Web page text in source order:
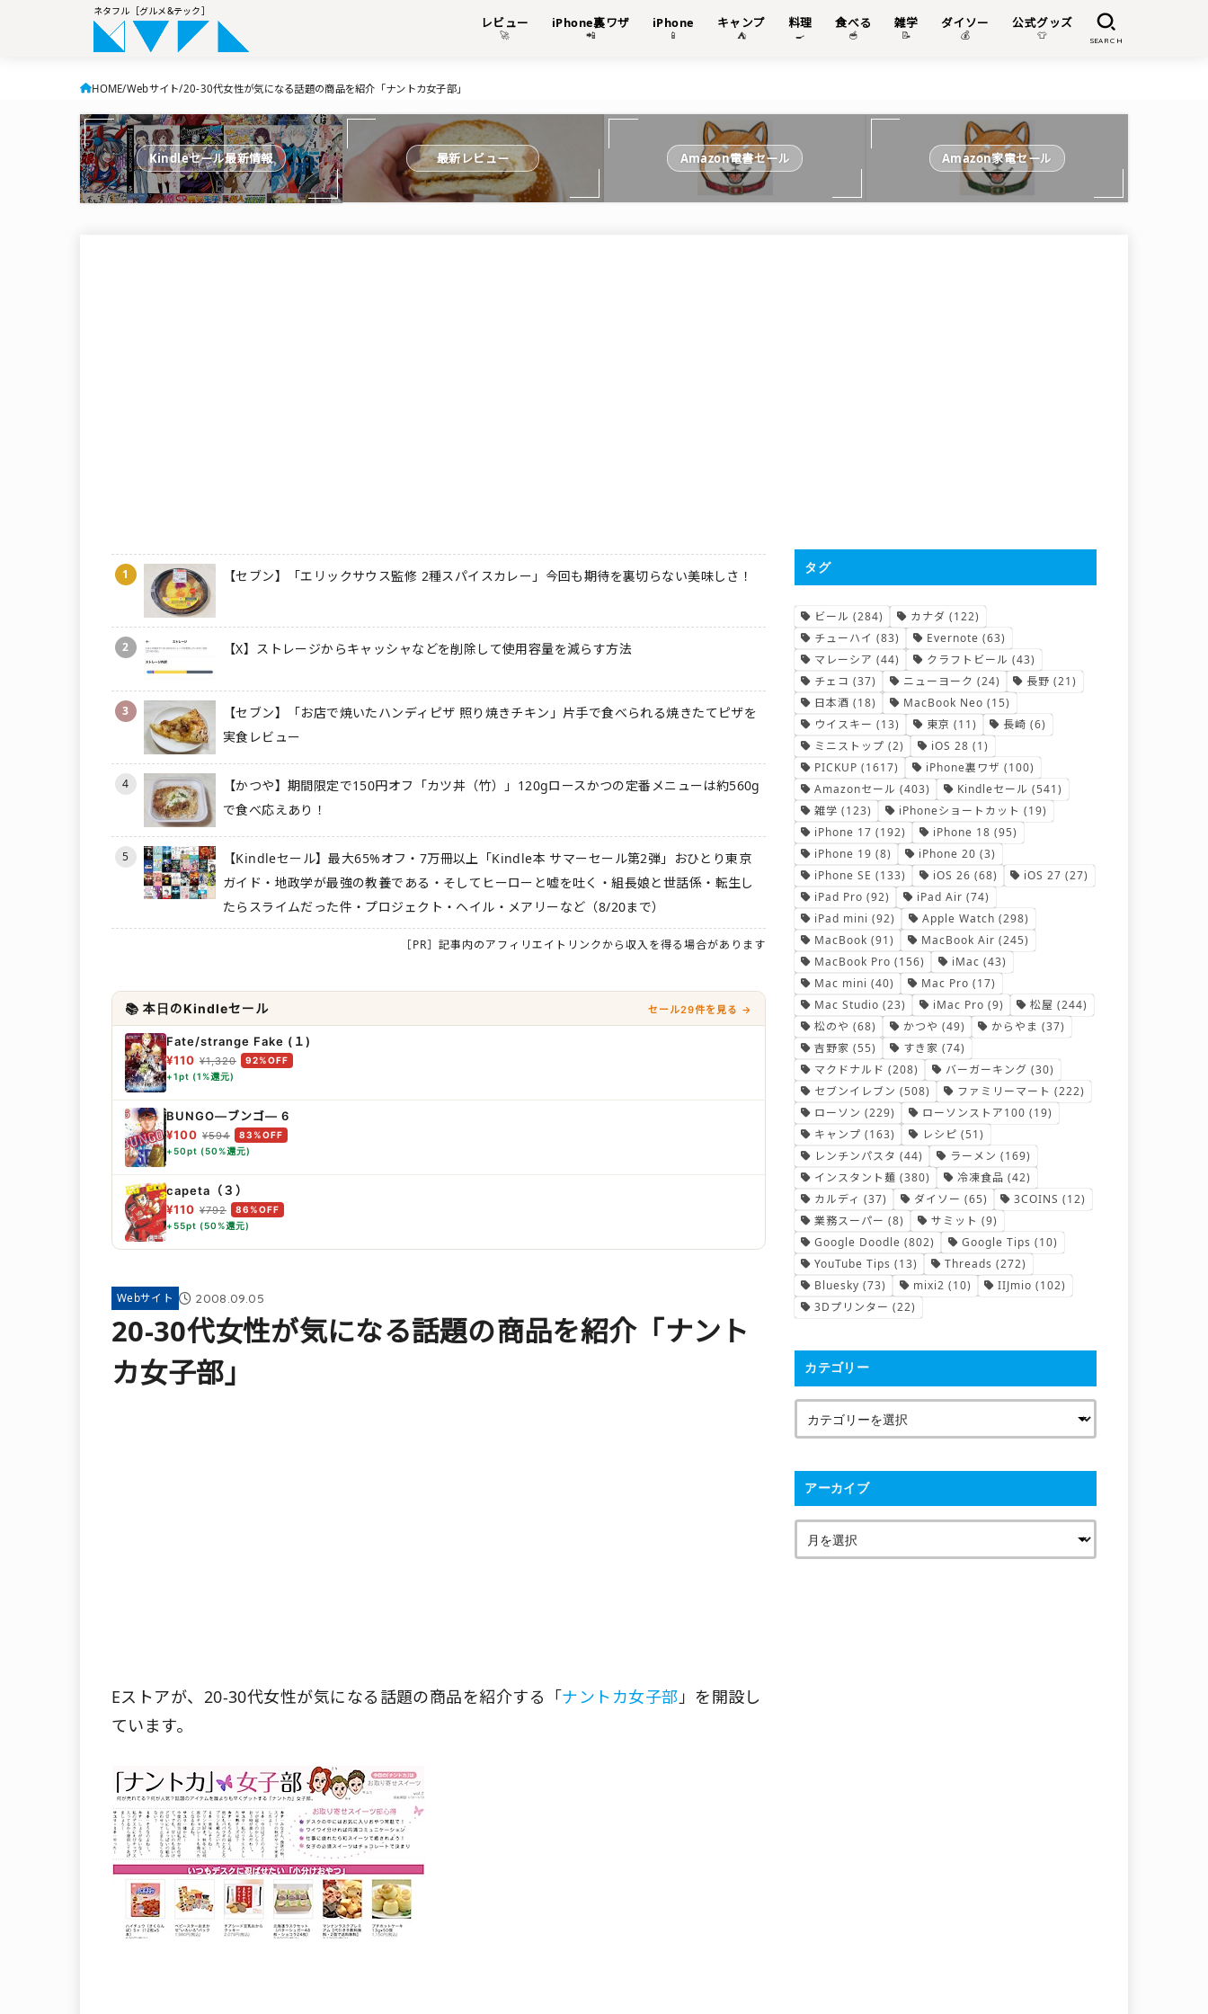
ネタフル［グルメ&テック］
レビュー
🚀
iPhone裏ワザ
📲
iPhone
📱
キャンプ
⛺
料理
🍳
食べる
🥣
雑学
📝
ダイソー
💰
公式グッズ
👕 SEARCH
HOME Webサイト 20-30代女性が気になる話題の商品を紹介「ナントカ女子部」
Kindleセール最新情報 最新レビュー Amazon電書セール Amazon家電セール
1 【セブン】「エリックサウス監修 2種スパイスカレー」今回も期待を裏切らない美味しさ！
2 【X】ストレージからキャッシャなどを削除して使用容量を減らす方法
3
【セブン】「お店で焼いたハンディピザ 照り焼きチキン」片手で食べられる焼きたてピザを
実食レビュー
4
【かつや】期間限定で150円オフ「カツ丼（竹）」120gロースかつの定番メニューは約560g
で食べ応えあり！
5
【Kindleセール】最大65%オフ・7万冊以上「Kindle本 サマーセール第2弾」おひとり東京
ガイド・地政学が最強の教養である・そしてヒーローと嘘を吐く・組長娘と世話係・転生し
たらスライムだった件・プロジェクト・ヘイル・メアリーなど（8/20まで）
［PR］記事内のアフィリエイトリンクから収入を得る場合があります
📚 本日のKindleセール セール29件を見る →
Fate/strange Fake (１)
¥110 ¥1,320
92%OFF
+1pt (1%還元)
BUNGO―ブンゴ― 6
¥100 ¥594
83%OFF
+50pt (50%還元)
capeta（３）
¥110 ¥792
86%OFF
+55pt (50%還元)
Webサイト 2008.09.05
20-30代女性が気になる話題の商品を紹介「ナント
カ女子部」
Eストアが、20-30代女性が気になる話題の商品を紹介する「ナントカ女子部」を開設し
ています。
タグ
ビール (284) カナダ (122)
チューハイ (83) Evernote (63)
マレーシア (44) クラフトビール (43)
チェコ (37) ニューヨーク (24) 長野 (21)
日本酒 (18) MacBook Neo (15)
ウイスキー (13) 東京 (11) 長崎 (6)
ミニストップ (2) iOS 28 (1)
PICKUP (1617) iPhone裏ワザ (100)
Amazonセール (403) Kindleセール (541)
雑学 (123) iPhoneショートカット (19)
iPhone 17 (192) iPhone 18 (95)
iPhone 19 (8) iPhone 20 (3)
iPhone SE (133) iOS 26 (68) iOS 27 (27)
iPad Pro (92) iPad Air (74)
iPad mini (92) Apple Watch (298)
MacBook (91) MacBook Air (245)
MacBook Pro (156) iMac (43)
Mac mini (40) Mac Pro (17)
Mac Studio (23) iMac Pro (9) 松屋 (244)
松のや (68) かつや (49) からやま (37)
吉野家 (55) すき家 (74)
マクドナルド (208) バーガーキング (30)
セブンイレブン (508) ファミリーマート (222)
ローソン (229) ローソンストア100 (19)
キャンプ (163) レシピ (51)
レンチンパスタ (44) ラーメン (169)
インスタント麺 (380) 冷凍食品 (42)
カルディ (37) ダイソー (65) 3COINS (12)
業務スーパー (8) サミット (9)
Google Doodle (802) Google Tips (10)
YouTube Tips (13) Threads (272)
Bluesky (73) mixi2 (10) IIJmio (102)
3Dプリンター (22)
カテゴリー
アーカイブ